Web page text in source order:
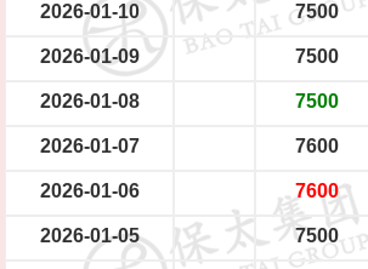
2026-01-10 7500
2026-01-09 7500
2026-01-08 7500
2026-01-07 7600
2026-01-06 7600
2026-01-05 7500